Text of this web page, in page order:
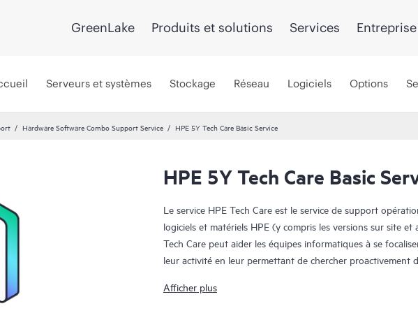
GreenLake Produits et solutions Services Entreprise
Serveurs et systèmes Stockage Réseau Logiciels Options
Hardware Software Combo Support Service HPE 5Y Tech Care Basic Service
HPE 5Y Tech Care Basic
Le service HPE Tech Care est le service de support
logiciels et matériels HPE (y compris les versions sur site et
Tech Care peut aider les équipes informatiques à se
leur activité en leur permettant de chercher proactivement
Afficher plus